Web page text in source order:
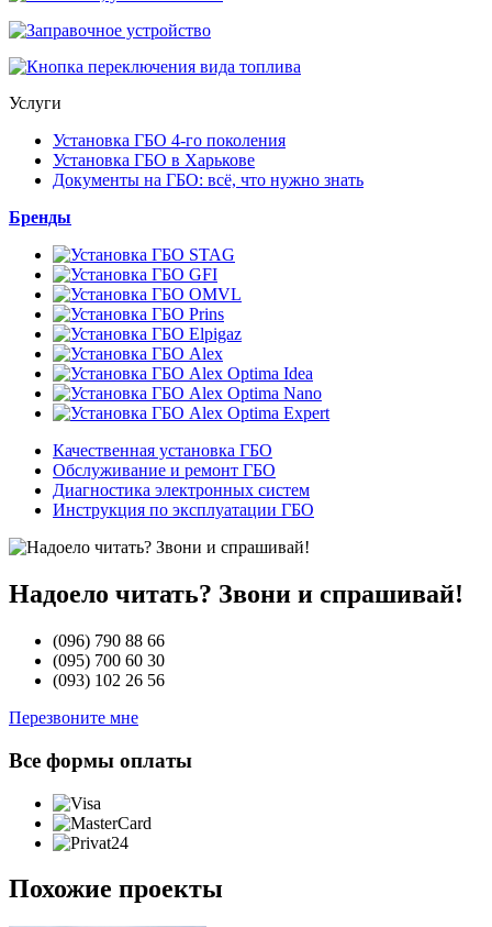
Услуги
Установка ГБО 4-го поколения
Установка ГБО в Харькове
Документы на ГБО: всё, что нужно знать
Бренды
Качественная установка ГБО
Обслуживание и ремонт ГБО
Диагностика электронных систем
Инструкция по эксплуатации ГБО
Надоело читать? Звони и спрашивай!
(096) 790 88 66
(095) 700 60 30
(093) 102 26 56
Перезвоните мне
Все формы оплаты
Похожие проекты